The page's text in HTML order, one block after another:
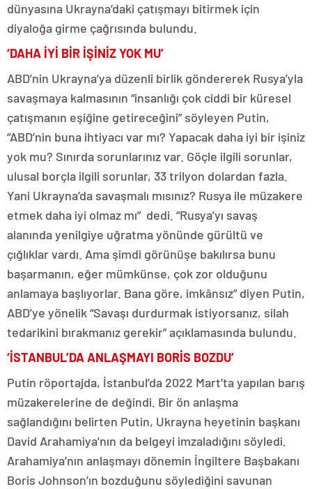
dünyasına Ukrayna’daki çatışmayı bitirmek için
diyaloğa girme çağrısında bulundu.
‘DAHA İYİ BİR İŞİNİZ YOK MU’
ABD’nin Ukrayna’ya düzenli birlik göndererek Rusya’yla
savaşmaya kalmasının “insanlığı çok ciddi bir küresel
çatışmanın eşiğine getireceğini” söyleyen Putin,
“ABD’nin buna ihtiyacı var mı? Yapacak daha iyi bir işiniz
yok mu? Sınırda sorunlarınız var. Göçle ilgili sorunlar,
ulusal borçla ilgili sorunlar, 33 trilyon dolardan fazla.
Yani Ukrayna’da savaşmalı mısınız? Rusya ile müzakere
etmek daha iyi olmaz mı” dedi. “Rusya’yı savaş
alanında yenilgiye uğratma yönünde gürültü ve
çığlıklar vardı. Ama şimdi görünüşe bakılırsa bunu
başarmanın, eğer mümkünse, çok zor olduğunu
anlamaya başlıyorlar. Bana göre, imkânsız” diyen Putin,
ABD’ye yönelik “Savaşı durdurmak istiyorsanız, silah
tedarikini bırakmanız gerekir” açıklamasında bulundu.
‘İSTANBUL’DA ANLAŞMAYI BORİS BOZDU’
Putin röportajda, İstanbul’da 2022 Mart’ta yapılan barış
müzakerelerine de değindi. Bir ön anlaşma
sağlandığını belirten Putin, Ukrayna heyetinin başkanı
David Arahamiya’nın da belgeyi imzaladığını söyledi.
Arahamiya’nın anlaşmayı dönemin İngiltere Başbakanı
Boris Johnson’ın bozduğunu söylediğini savunan